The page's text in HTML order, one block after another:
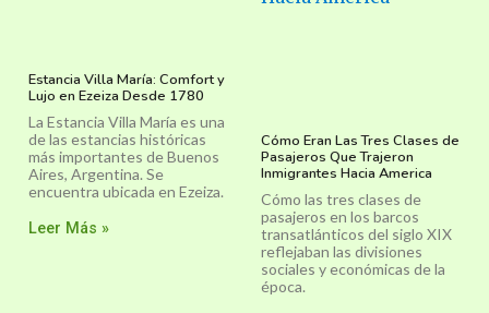
Estancia Villa María: Comfort y
Lujo en Ezeiza Desde 1780
La Estancia Villa María es una
de las estancias históricas
más importantes de Buenos
Aires, Argentina. Se
encuentra ubicada en Ezeiza.
Leer Más »
Cómo Eran Las Tres Clases de
Pasajeros Que Trajeron
Inmigrantes Hacia America
Cómo las tres clases de
pasajeros en los barcos
transatlánticos del siglo XIX
reflejaban las divisiones
sociales y económicas de la
época.